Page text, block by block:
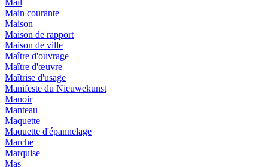
Mail
Main courante
Maison
Maison de rapport
Maison de ville
Maître d'ouvrage
Maître d'œuvre
Maîtrise d'usage
Manifeste du Nieuwekunst
Manoir
Manteau
Maquette
Maquette d'épannelage
Marche
Marquise
Mas